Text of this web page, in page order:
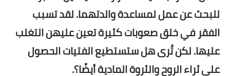
للبحث عن عمل لمساعدة والدتهما. لقد تسبب
الفقر في خلق صعوبات كثيرة تعين عليهن التغلب
عليها. لكن تُرى هل ستستطيع الفتيات الحصول
على ثراء الروح والثروة المادية أيضًا؟.